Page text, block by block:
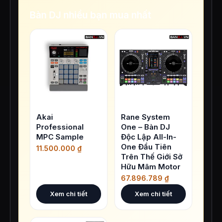
Bàn DJ nhiều bạn mua nhất
Akai
Professional
MPC Sample
11.500.000 ₫
Xem chi tiết
Rane System
One – Bàn DJ
Độc Lập All-In-
One Đầu Tiên
Trên Thế Giới Sở
Hữu Mâm Motor
67.896.789 ₫
Xem chi tiết